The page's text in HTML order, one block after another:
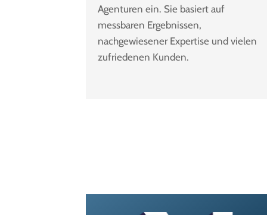
Agenturen ein. Sie basiert auf
messbaren Ergebnissen,
nachgewiesener Expertise und vielen
zufriedenen Kunden.